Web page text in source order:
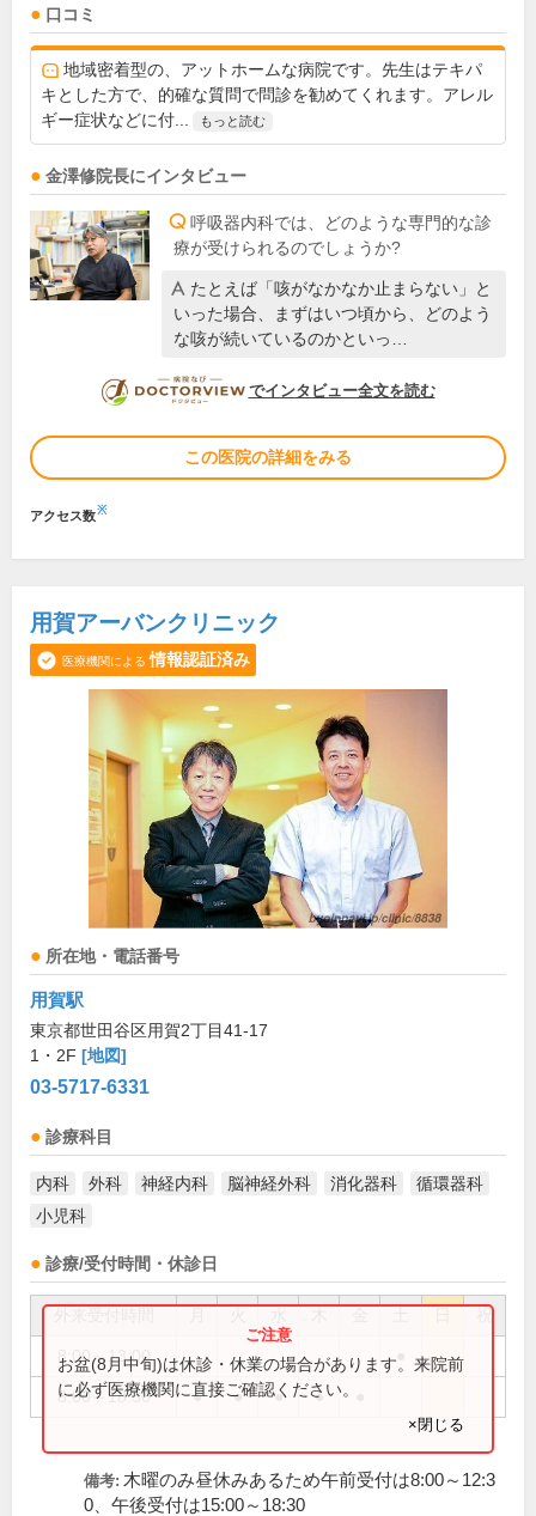
口コミ
地域密着型の、アットホームな病院です。先生はテキパ
キとした方で、的確な質問で問診を勧めてくれます。アレル
ギー症状などに付...
もっと読む
金澤修院長にインタビュー
呼吸器内科では、どのような専門的な診
療が受けられるのでしょうか?
たとえば「咳がなかなか止まらない」と
いった場合、まずはいつ頃から、どのよう
な咳が続いているのかといっ…
DOCTORVIEW
でインタビュー全文を読む
この医院の詳細をみる
アクセス数※
用賀アーバンクリニック
医療機関による 情報認証済み
所在地・電話番号
用賀駅
東京都世田谷区用賀2丁目41-17
1・2F [地図]
03-5717-6331
診療科目
内科 外科 神経内科 脳神経外科 消化器科
循環器科
小児科
診療/受付時間・休診日
祝
8:00～13:00
8:00～18:30 ● ● ● ●
お盆(8月中旬)は休診・休業の場合があります。来院前
に必ず医療機関に直接ご確認ください。
×閉じる
備考: 木曜のみ昼休みあるため午前受付は8:00～12:3
0、午後受付は15:00～18:30